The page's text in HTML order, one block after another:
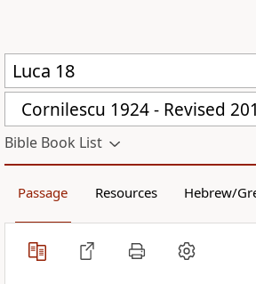
Bible Book List
Passage Resources Hebrew/